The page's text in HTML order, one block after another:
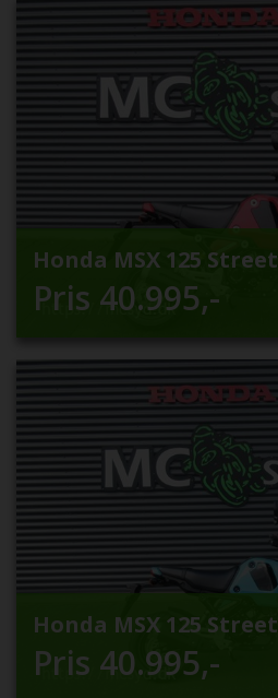
Honda MSX 125 Street
Pris 40.995,-
Honda MSX 125 Street
Pris 40.995,-